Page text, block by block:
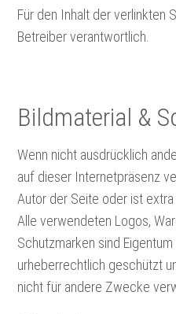
Für den Inhalt der verlinkten
Betreiber verantwortlich.
Bildmaterial &
Wenn nicht ausdrücklich
auf dieser Internetpräsenz
Autor der Seite oder ist extra
Alle verwendeten Logos,
Schutzmarken sind
urheberrechtlich geschützt
nicht für andere Zwecke